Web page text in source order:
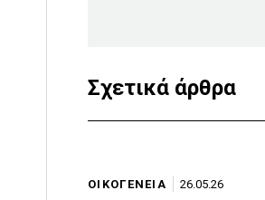
Σχετικά άρθρα
ΟΙΚΟΓΕΝΕΙΑ 26.05.26